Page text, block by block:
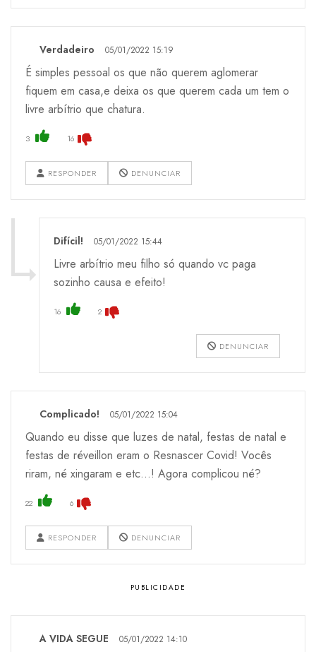
Verdadeiro 05/01/2022 15:19
É simples pessoal os que não querem aglomerar
fiquem em casa,e deixa os que querem cada um tem o
livre arbítrio que chatura.
3 16
RESPONDER DENUNCIAR
Difícil! 05/01/2022 15:44
Livre arbítrio meu filho só quando vc paga
sozinho causa e efeito!
16 2
DENUNCIAR
Complicado! 05/01/2022 15:04
Quando eu disse que luzes de natal, festas de natal e
festas de réveillon eram o Resnascer Covid! Vocês
riram, né xingaram e etc...! Agora complicou né?
22 6
RESPONDER DENUNCIAR
A VIDA SEGUE 05/01/2022 14:10